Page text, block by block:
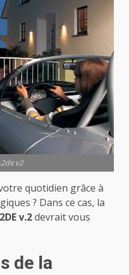
v2
quotidien grâce à
? Dans ce cas, la
v.2devrait vous
de la